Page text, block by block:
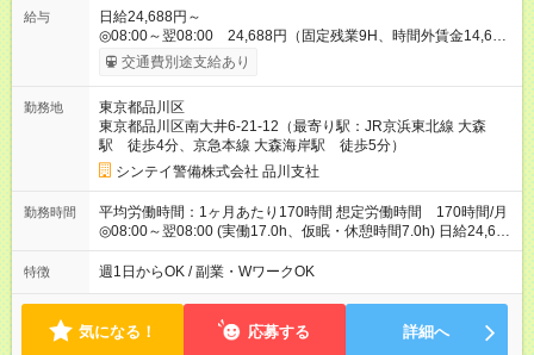
給与
日給24,688円～
◎08:00～翌08:00 24,688円（固定残業9H、時間外賃金14,688
円） ※別途資格手当がございます。 例：自衛消防技術認定
500円/日 上級救命講習修了 250円/日 防災センタ
交通費別途支給あり
勤務地
東京都品川区
東京都品川区南大井6-21-12（最寄り駅：JR京浜東北線 大森
駅 徒歩4分、京急本線 大森海岸駅 徒歩5分）
シンテイ警備株式会社 品川支社
勤務時間
平均労働時間：1ヶ月あたり170時間 想定労働時間 170時間/月
◎08:00～翌08:00 (実働17.0h、仮眠・休憩時間7.0h) 日給24,688
円～ ※固定残業代9.0h：14,688円含む 平均労働時間：1ヶ月あ
たり170時間 想定労働時間 170時間/月 ◎08:00～翌08:00 (実働
9.0h：14,688円含む
特徴 週1日からOK / 副業・WワークOK
気になる！ 応募する 詳細へ